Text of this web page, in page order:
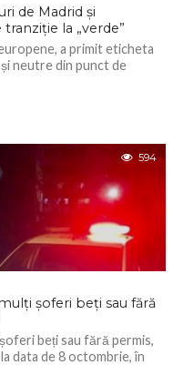
de Madrid și
la „verde”
a primit eticheta
neutre din punct de
594
șoferi beți sau fără
beți sau fără permis,
data de 8 octombrie, în